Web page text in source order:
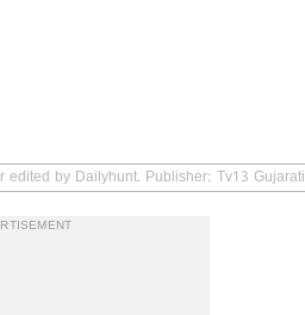
by Dailyhunt. Publisher: Tv13 Gujarati